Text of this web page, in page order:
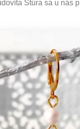
Štúra sa u nás